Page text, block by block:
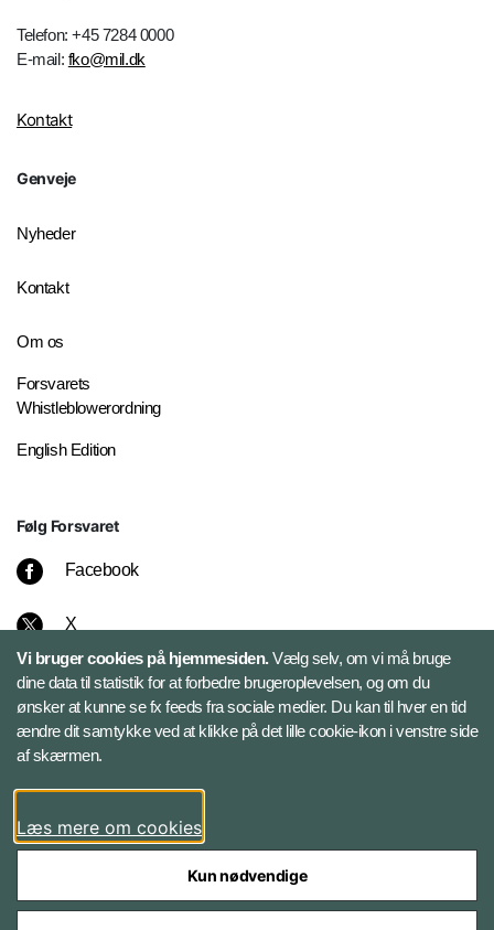
Telefon: +45 7284 0000
E-mail: fko@mil.dk
Kontakt
Genveje
Nyheder
Kontakt
Om os
Forsvarets
Whistleblowerordning
English Edition
Følg Forsvaret
Facebook
X
Instagram
Bluesky
LinkedIn
Vi bruger cookies på hjemmesiden.Vælg selv, om vi må bruge
dine data til statistik for at forbedre brugeroplevelsen, og om du
ønsker at kunne se fx feeds fra sociale medier. Du kan til hver en tid
ændre dit samtykke ved at klikke på det lille cookie-ikon i venstre side
af skærmen.
Læs mere om cookies
Kun nødvendige